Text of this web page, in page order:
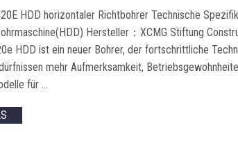
HDD horizontaler Richtbohrer Technische
Hersteller：XCMG Stiftung
HDD ist ein neuer Bohrer, der fortschrittliche
mehr Aufmerksamkeit,
für …